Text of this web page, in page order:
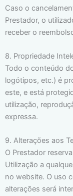
Caso o
Prestador, o
receber o
8. Propriedade
Todo o conteúdo
logótipos, etc.) é
este, e está
utilização,
expressa.
9. Alterações aos
O Prestador
Utilização a
no website. O uso
alterações será